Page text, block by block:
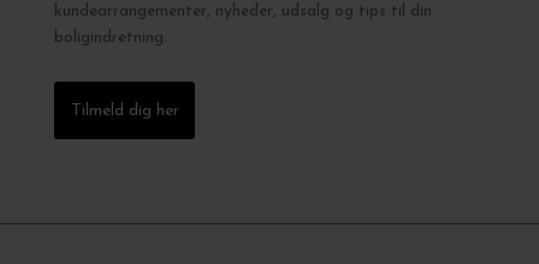
kundearrangementer, nyheder, udsalg og tips til din
boligindretning.
Tilmeld dig her